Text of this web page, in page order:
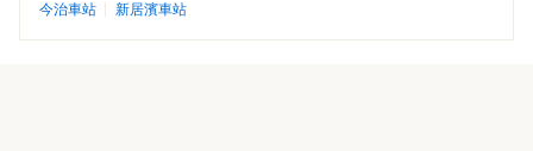
今治車站
新居濱車站